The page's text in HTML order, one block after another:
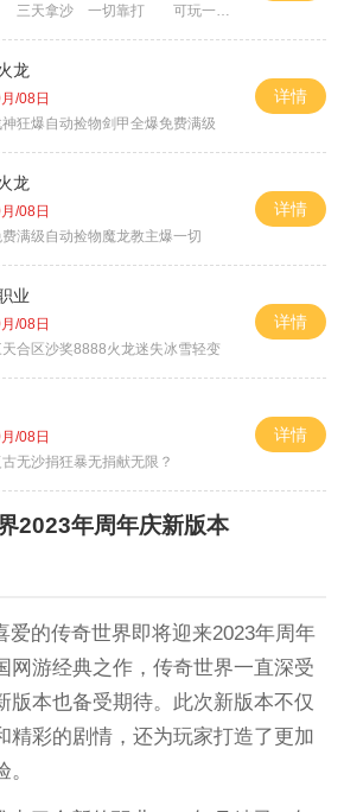
天拿沙 一切靠打 可玩一年
龙
/08日
狂爆自动捡物剑甲全爆免费满级
详情
龙
/08日
满级自动捡物魔龙教主爆一切
详情
业
/08日
天合区沙奖8888火龙迷失冰雪轻变
详情
/08日
无沙捐狂暴无捐献无限？
详情
2023年周年庆新版本
爱的传奇世界即将迎来2023年周年
网游经典之作，传奇世界一直深受
版本也备受期待。此次新版本不仅
精彩的剧情，还为玩家打造了更加